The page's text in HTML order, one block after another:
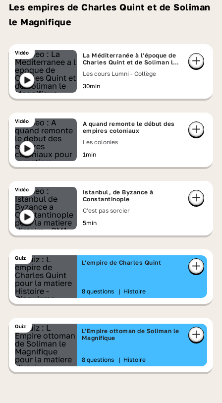
Les empires de Charles Quint et de Soliman
le Magnifique
Vidéo
La Méditerranée à l'époque de
Charles Quint et de Soliman le
Les cours Lumni - Collège
30min
Vidéo
A quand remonte le début des
empires coloniaux
Les colonies
1min
Vidéo
Istanbul, de Byzance à
Constantinople
C'est pas sorcier
5min
Quiz
L'empire de Charles Quint
8 questions | Histoire
Quiz
L'Empire ottoman de Soliman le
Magnifique
8 questions | Histoire